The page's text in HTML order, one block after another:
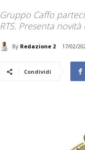
Gruppo Caffo
RTS. Presenta
By Redazione 2 17/02/
Condividi